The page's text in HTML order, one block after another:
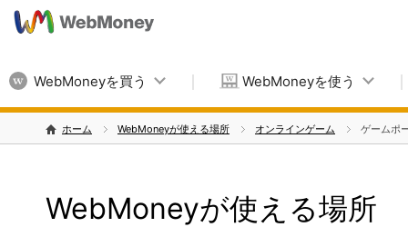
WebMoneyを買う WebMoneyを使う
ホーム WebMoneyが使える場所 オンラインゲーム ゲームポ
WebMoneyが使える場所